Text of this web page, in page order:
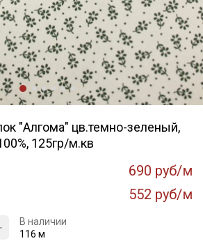
"Алгома" цв.темно-зеленый,
125гр/м.кв
690 руб/м
552 руб/м
В наличии
116 м